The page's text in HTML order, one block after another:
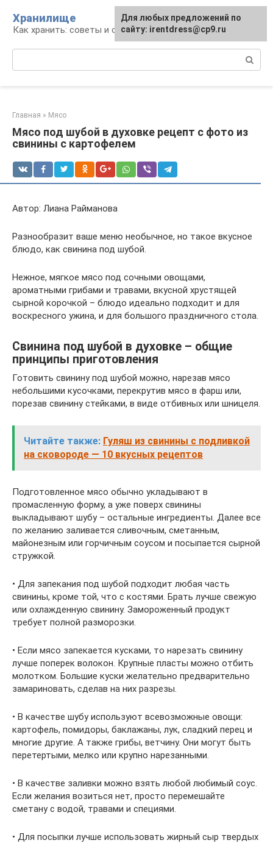
контенту
Хранилище
Как хранить: советы и опыт
Главная » Мясо
Мясо под шубой в духовке рецепт с фото из
свинины с картофелем
Автор: Лиана Райманова
Разнообразит ваше меню необычное, но такое вкусное
блюдо, как свинина под шубой.
Нежное, мягкое мясо под сочными овощами,
ароматными грибами и травами, вкусной хрустящей
сырной корочкой – блюдо идеально подходит и для
воскресного ужина, и для большого праздничного стола.
Свинина под шубой в духовке – общие
принципы приготовления
Готовить свинину под шубой можно, нарезав мясо
небольшими кусочками, перекрутив мясо в фарш или,
порезав свинину стейками, в виде отбивных или шницеля.
Читайте также: Гуляш из свинины с подливкой
на сковороде — 10 вкусных рецептов
Подготовленное мясо обычно укладывают в
промасленную форму, а уже поверх свинины
выкладывают шубу – остальные ингредиенты. Далее все
по желанию заливается сливочным, сметанным,
майонезным или горчичным соусом и посыпается сырной
стружкой.
• Для запекания под шубой подходит любая часть
свинины, кроме той, что с костями. Брать лучше свежую
или охлажденную свинину. Замороженный продукт
требует полной разморозки.
• Если мясо запекается кусками, то нарезать свинину
лучше поперек волокон. Крупные пласты можно отбить
молотком. Большие куски желательно предварительно
замариновать, сделав на них разрезы.
• В качестве шубу используют всевозможные овощи:
картофель, помидоры, баклажаны, лук, сладкий перец и
многие другие. А также грибы, ветчину. Они могут быть
перетертыми, мелко или крупно нарезанными.
• В качестве заливки можно взять любой любимый соус.
Если желания возиться нет, просто перемешайте
сметану с водой, травами и специями.
• Для посыпки лучше использовать жирный сыр твердых
Для любых предложений по
сайту: irentdress@cp9.ru